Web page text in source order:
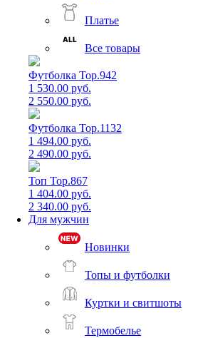
Платье
Все товары
Футболка Top.942
1 530.00 руб.
2 550.00 руб.
Футболка Top.1132
1 494.00 руб.
2 490.00 руб.
Топ Top.867
1 404.00 руб.
2 340.00 руб.
Для мужчин
Новинки
Топы и футболки
Куртки и свитшоты
Термобелье